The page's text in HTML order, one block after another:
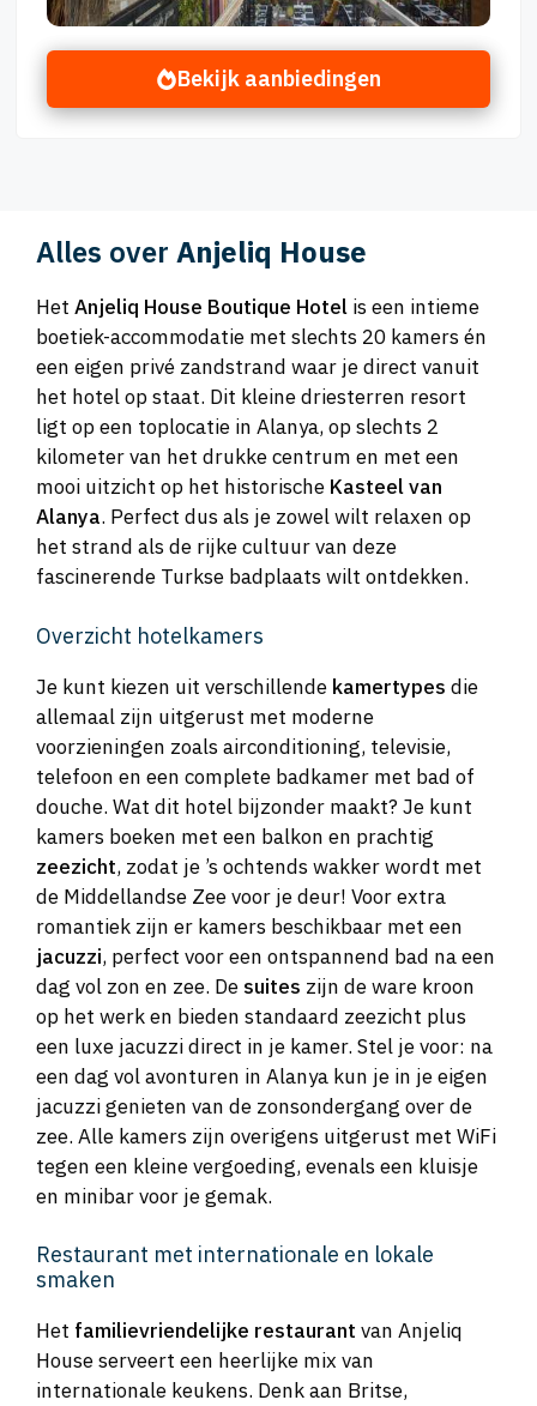
Bekijk aanbiedingen
Alles over Anjeliq House
Het Anjeliq House Boutique Hotel is een intieme
boetiek-accommodatie met slechts 20 kamers én
een eigen privé zandstrand waar je direct vanuit
het hotel op staat. Dit kleine driesterren resort
ligt op een toplocatie in Alanya, op slechts 2
kilometer van het drukke centrum en met een
mooi uitzicht op het historische Kasteel van
Alanya. Perfect dus als je zowel wilt relaxen op
het strand als de rijke cultuur van deze
fascinerende Turkse badplaats wilt ontdekken.
Overzicht hotelkamers
Je kunt kiezen uit verschillende kamertypes die
allemaal zijn uitgerust met moderne
voorzieningen zoals airconditioning, televisie,
telefoon en een complete badkamer met bad of
douche. Wat dit hotel bijzonder maakt? Je kunt
kamers boeken met een balkon en prachtig
zeezicht, zodat je ’s ochtends wakker wordt met
de Middellandse Zee voor je deur! Voor extra
romantiek zijn er kamers beschikbaar met een
jacuzzi, perfect voor een ontspannend bad na een
dag vol zon en zee. De suites zijn de ware kroon
op het werk en bieden standaard zeezicht plus
een luxe jacuzzi direct in je kamer. Stel je voor: na
een dag vol avonturen in Alanya kun je in je eigen
jacuzzi genieten van de zonsondergang over de
zee. Alle kamers zijn overigens uitgerust met WiFi
tegen een kleine vergoeding, evenals een kluisje
en minibar voor je gemak.
Restaurant met internationale en lokale
smaken
Het familievriendelijke restaurant van Anjeliq
House serveert een heerlijke mix van
internationale keukens. Denk aan Britse,